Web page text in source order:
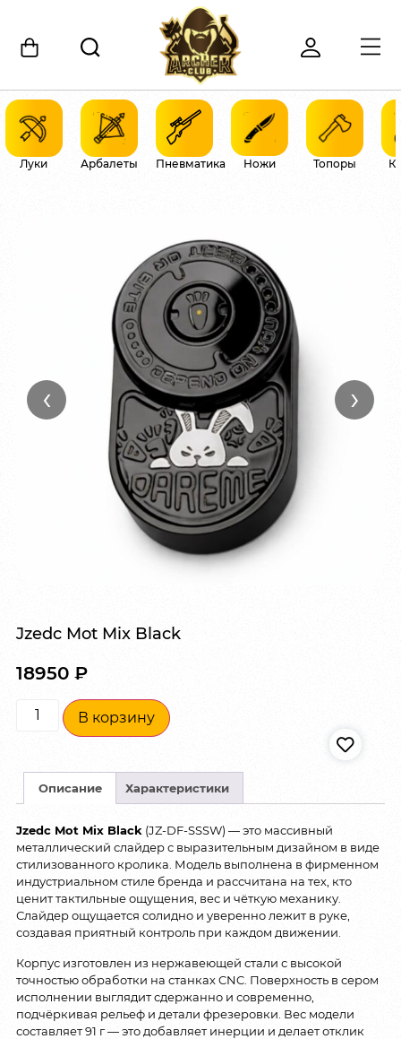
Луки Арбалеты Пневматика Ножи Топоры
‹ ›
Jzedc Mot Mix Black
18950 ₽
В корзину
Описание Характеристики
Jzedc Mot Mix Black (JZ-DF-SSSW) — это массивный
металлический слайдер с выразительным дизайном в виде
стилизованного кролика. Модель выполнена в фирменном
индустриальном стиле бренда и рассчитана на тех, кто
ценит тактильные ощущения, вес и чёткую механику.
Слайдер ощущается солидно и уверенно лежит в руке,
создавая приятный контроль при каждом движении.
Корпус изготовлен из нержавеющей стали с высокой
точностью обработки на станках CNC. Поверхность в сером
исполнении выглядит сдержанно и современно,
подчёркивая рельеф и детали фрезеровки. Вес модели
составляет 91 г — это добавляет инерции и делает отклик